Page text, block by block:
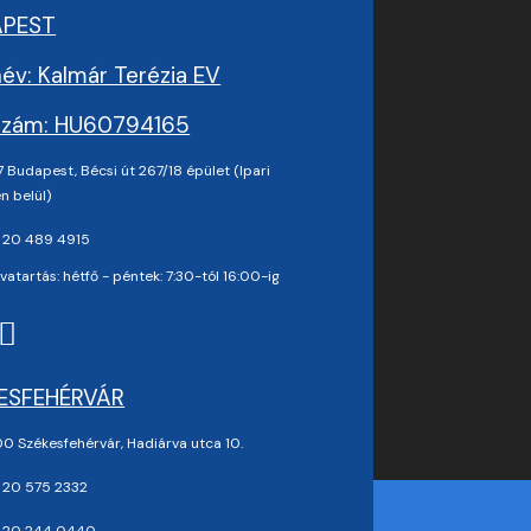
Kalmár Terézia EV
HU60794165
Budapest, Bécsi út 267/18 épület (Ipari
belül)
489 4915
hétfő - péntek: 7:30-tól 16:00-ig
Székesfehérvár, Hadiárva utca 10.
575 2332